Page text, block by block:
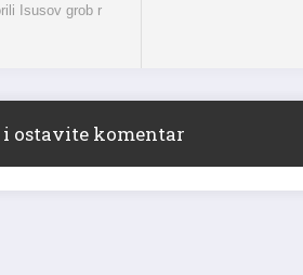
ostavite komentar